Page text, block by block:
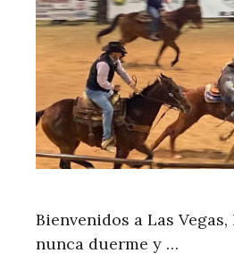
Bienvenidos a Las
nunca duerme y …